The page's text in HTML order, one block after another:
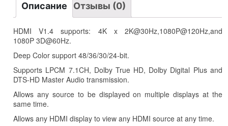
Описание Отзывы (0)
HDMI V1.4 supports: 4K x 2K@30Hz,1080P@120Hz,and
1080P 3D@60Hz.
Deep Color support 48/36/30/24-bit.
Supports LPCM 7.1CH, Dolby True HD, Dolby Digital Plus and
DTS-HD Master Audio transmission.
Allows any source to be displayed on multiple displays at the
same time.
Allows any HDMI display to view any HDMI source at any time.